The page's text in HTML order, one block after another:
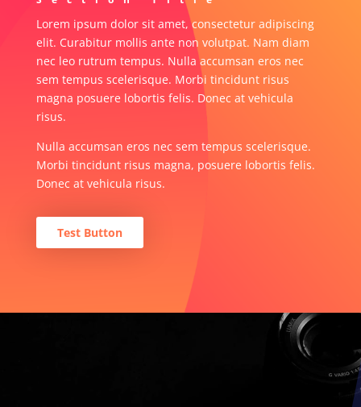
Lorem ipsum dolor sit amet, consectetur adipiscing
elit. Curabitur mollis ante non volutpat. Nam diam
nec leo rutrum tempus. Nulla accumsan eros nec
sem tempus scelerisque. Morbi tincidunt risus
magna posuere lobortis felis. Donec at vehicula
risus.
Nulla accumsan eros nec sem tempus scelerisque.
Morbi tincidunt risus magna, posuere lobortis felis.
Donec at vehicula risus.
Test Button